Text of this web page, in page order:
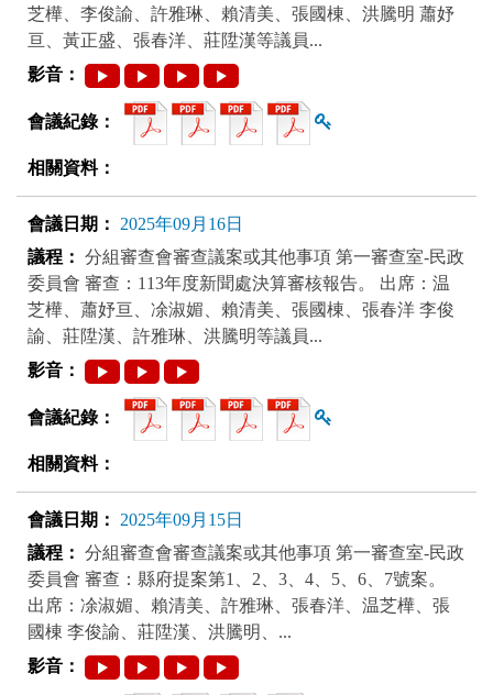
芝樺、李俊諭、許雅琳、賴清美、張國棟、洪騰明 蕭妤
亘、黃正盛、張春洋、莊陞漢等議員...
2025年09月16日
分組審查會審查議案或其他事項 第一審查室-民政
委員會 審查：113年度新聞處決算審核報告。 出席：温
芝樺、蕭妤亘、凃淑媚、賴清美、張國棟、張春洋 李俊
諭、莊陞漢、許雅琳、洪騰明等議員...
2025年09月15日
分組審查會審查議案或其他事項 第一審查室-民政
委員會 審查：縣府提案第1、2、3、4、5、6、7號案。
出席：凃淑媚、賴清美、許雅琳、張春洋、温芝樺、張
國棟 李俊諭、莊陞漢、洪騰明、...